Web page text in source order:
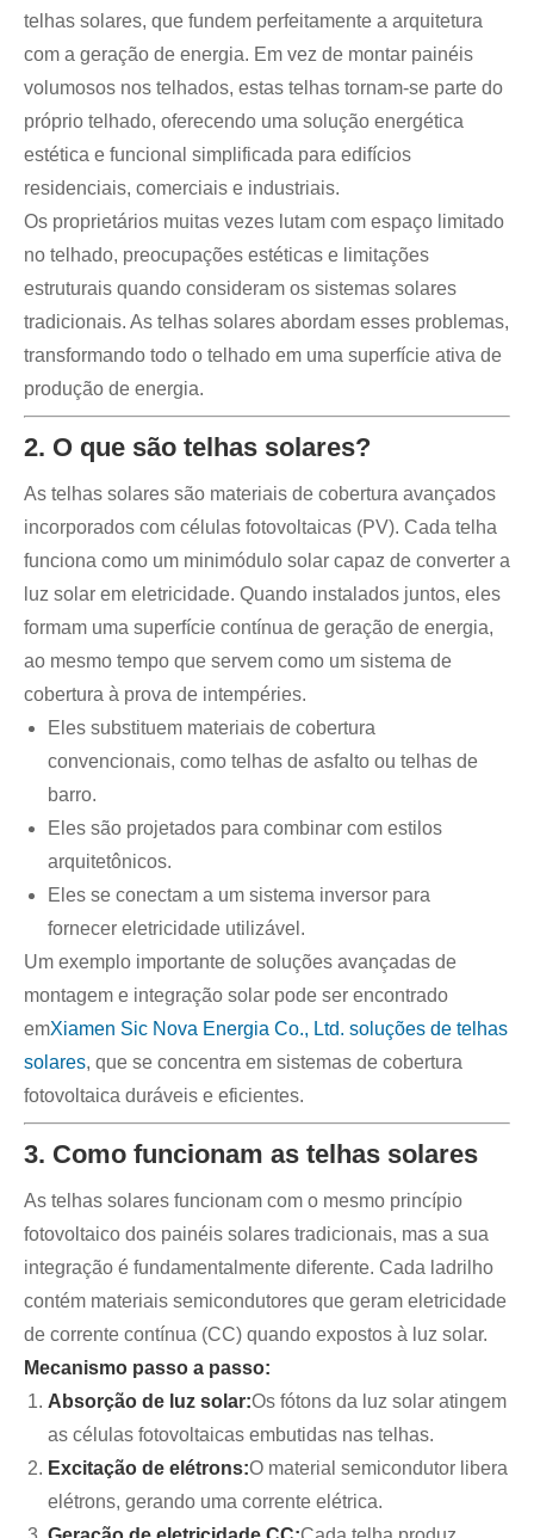
telhas solares, que fundem perfeitamente a arquitetura
com a geração de energia. Em vez de montar painéis
volumosos nos telhados, estas telhas tornam-se parte do
próprio telhado, oferecendo uma solução energética
estética e funcional simplificada para edifícios
residenciais, comerciais e industriais.
Os proprietários muitas vezes lutam com espaço limitado
no telhado, preocupações estéticas e limitações
estruturais quando consideram os sistemas solares
tradicionais. As telhas solares abordam esses problemas,
transformando todo o telhado em uma superfície ativa de
produção de energia.
2. O que são telhas solares?
As telhas solares são materiais de cobertura avançados
incorporados com células fotovoltaicas (PV). Cada telha
funciona como um minimódulo solar capaz de converter a
luz solar em eletricidade. Quando instalados juntos, eles
formam uma superfície contínua de geração de energia,
ao mesmo tempo que servem como um sistema de
cobertura à prova de intempéries.
Eles substituem materiais de cobertura
convencionais, como telhas de asfalto ou telhas de
barro.
Eles são projetados para combinar com estilos
arquitetônicos.
Eles se conectam a um sistema inversor para
fornecer eletricidade utilizável.
Um exemplo importante de soluções avançadas de
montagem e integração solar pode ser encontrado
emXiamen Sic Nova Energia Co., Ltd. soluções de telhas
solares, que se concentra em sistemas de cobertura
fotovoltaica duráveis ​​e eficientes.
3. Como funcionam as telhas solares
As telhas solares funcionam com o mesmo princípio
fotovoltaico dos painéis solares tradicionais, mas a sua
integração é fundamentalmente diferente. Cada ladrilho
contém materiais semicondutores que geram eletricidade
de corrente contínua (CC) quando expostos à luz solar.
Mecanismo passo a passo:
Absorção de luz solar:Os fótons da luz solar atingem
as células fotovoltaicas embutidas nas telhas.
Excitação de elétrons:O material semicondutor libera
elétrons, gerando uma corrente elétrica.